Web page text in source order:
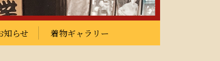
知らせ 着物ギャラリー